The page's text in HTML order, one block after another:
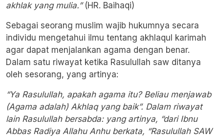
akhlak yang mulia.”(HR. Baihaqi)
Sebagai seorang muslim wajib hukumnya secara
individu mengetahui ilmu tentang akhlaqul karimah
agar dapat menjalankan agama dengan benar.
Dalam satu riwayat ketika Rasulullah saw ditanya
oleh sesorang, yang artinya:
“Ya Rasulullah, apakah agama itu? Beliau menjawab
(Agama adalah) Akhlaq yang baik”. Dalam riwayat
lain Rasulullah bersabda: yang artinya, “dari Ibnu
Abbas Radiya Allahu Anhu berkata, “Rasulullah SAW